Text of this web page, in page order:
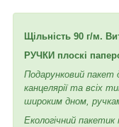
Щільність 90 г/м.
РУЧКИ плоскі
Подарунковий пакет
канцелярії та всіх
широким дном,
Екологічний